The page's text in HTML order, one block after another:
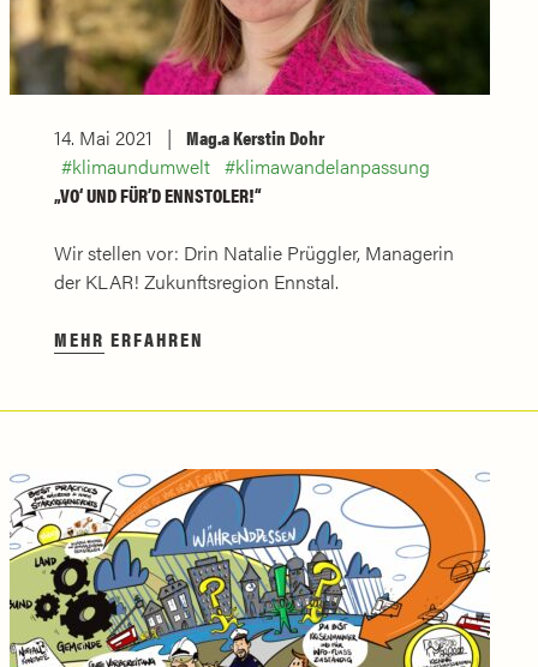
14. Mai 2021
Mag.a Kerstin Dohr
klimaundumwelt
klimawandelanpassung
„VO‘ UND FÜR’D ENNSTOLER!“
Wir stellen vor: Drin Natalie Prüggler, Managerin
der KLAR! Zukunftsregion Ennstal.
MEHR ERFAHREN